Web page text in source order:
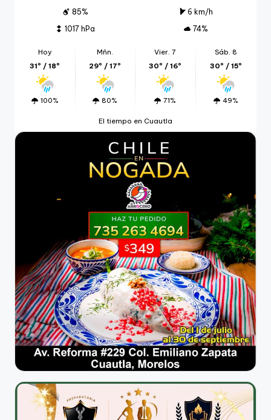
85%
6 km/h
1017 hPa
74%
Hoy
31º / 18º
100%
Mñn.
29º / 17º
80%
Vier. 7
30º / 16º
71%
Sáb. 8
30º / 15º
49%
El tiempo en Cuautla